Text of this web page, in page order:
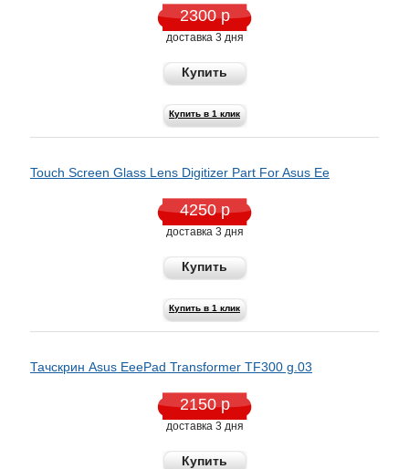
2300 р
доставка 3 дня
Купить
Купить в 1 клик
Touch Screen Glass Lens Digitizer Part For Asus Ee
4250 р
доставка 3 дня
Купить
Купить в 1 клик
Тачскрин Asus EeePad Transformer TF300 g.03
2150 р
доставка 3 дня
Купить